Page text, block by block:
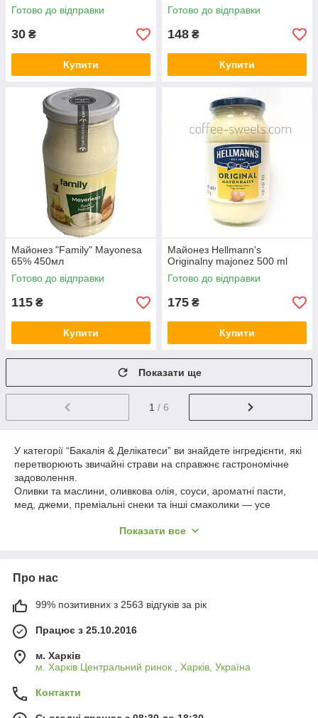
Готово до відправки
30 ₴
Купити
Готово до відправки
148 ₴
Купити
Майонез "Family" Mayonesa
65% 450мл
Готово до відправки
115 ₴
Купити
Майонез Hellmann's
Originalny majonez 500 ml
Готово до відправки
175 ₴
Купити
Показати ще
1 / 6
У категорії “Бакалія & Делікатеси” ви знайдете інгредієнти, які
перетворюють звичайні страви на справжнє гастрономічне
задоволення.
Оливки та маслини, оливкова олія, соуси, ароматні пасти,
мед, джеми, преміальні снеки та інші смаколики — усе
Показати все
Про нас
99% позитивних з 2563 відгуків за рік
Працює з 25.10.2016
м. Харків
м. Харків Центральний ринок , Харків, Україна
Контакти